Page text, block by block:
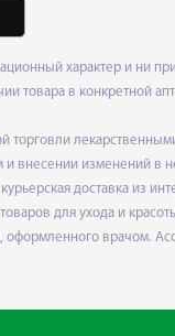
характер и ни
товара в конкретной
внесении изменений в
доставка из
для ухода и
врачом.